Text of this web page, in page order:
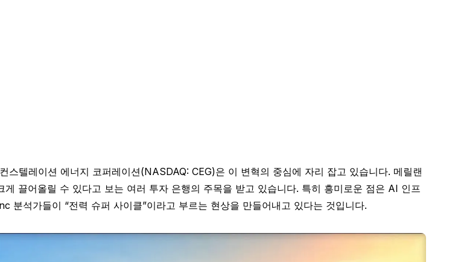
텔레이션 에너지 코퍼레이션(NASDAQ: CEG)은 이 변혁의 중심에 자리 잡고 있습니다. 메릴랜
끌어올릴 수 있다고 보는 여러 투자 은행의 주목을 받고 있습니다. 특히 흥미로운 점은 AI 인프
석가들이 “전력 슈퍼 사이클”이라고 부르는 현상을 만들어내고 있다는 것입니다.